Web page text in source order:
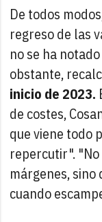
De todos
regreso de las
no se ha
obstante,
inicio de 2023.
de costes,
que viene todo
repercutir".
márgenes,
cuando